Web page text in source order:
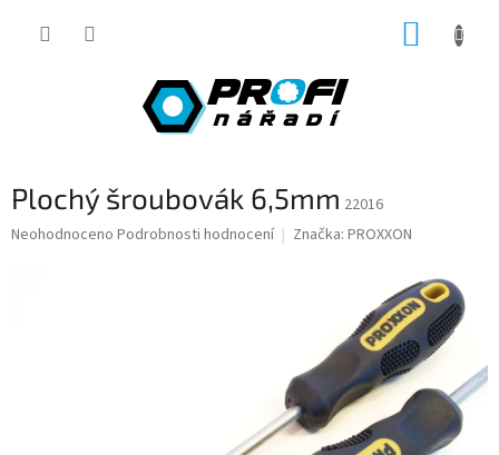
Plochý šroubovák 6,5mm 22016
Průměrné
Neohodnoceno Podrobnosti hodnocení Značka: PROXXON